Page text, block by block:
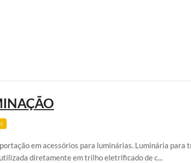
em acessórios para luminárias. Luminária para
diretamente em trilho eletrificado de c...